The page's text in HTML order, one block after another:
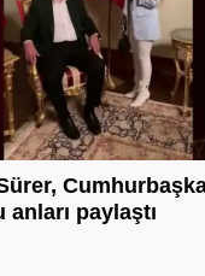
Sürer,
paylaştı